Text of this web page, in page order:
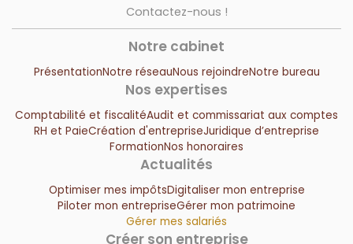
Contactez-nous !
Notre cabinet
PrésentationNotre réseauNous rejoindreNotre bureau
Nos expertises
Comptabilité et fiscalitéAudit et commissariat aux comptes
RH et PaieCréation d'entrepriseJuridique d’entreprise
FormationNos honoraires
Actualités
Optimiser mes impôtsDigitaliser mon entreprise
Piloter mon entrepriseGérer mon patrimoine
Gérer mes salariés
Créer son entreprise